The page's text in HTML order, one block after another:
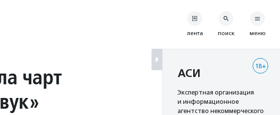
чарт
лента поиск меню
18+
АСИ
Экспертная организация
и информационное
агентство некоммерческого